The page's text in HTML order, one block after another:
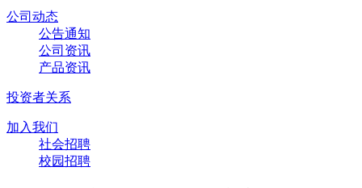
公司动态
公告通知
公司资讯
产品资讯
投资者关系
加入我们
社会招聘
校园招聘